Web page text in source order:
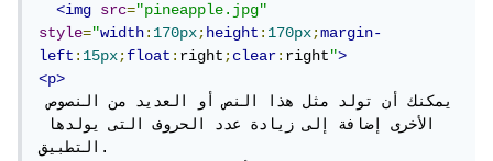
<img
src="pineapple.jpg"
style="width:170px;height:170px;margin-
left:15px;float:right;clear:right">
<p>
يمكنك أن تولد مثل هذا النص أو العديد من النصوص
التطبيق.